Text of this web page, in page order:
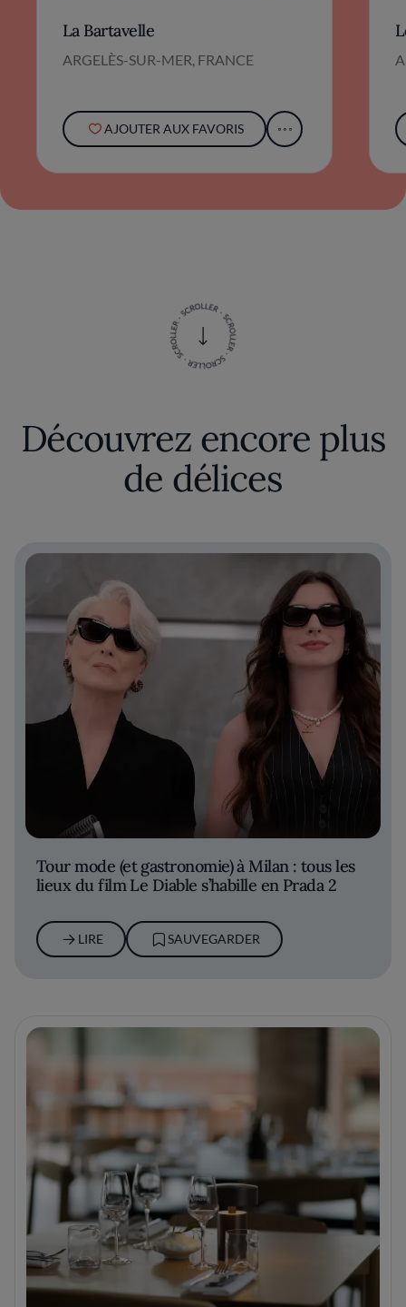
de cette région exceptionnelle.
La Bartavelle
ARGELÈS-SUR-MER, FRANCE
AJOUTER AUX FAVORIS
Découvrez encore plus
de délices
Tour mode (et gastronomie) à Milan : tous les
lieux du film Le Diable s’habille en Prada 2
LIRE SAUVEGARDER